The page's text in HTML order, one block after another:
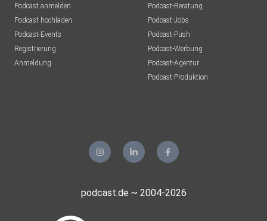
Podcast anmelden
Podcast hochladen
Podcast-Events
Registrierung
Anmeldung
Podcast-Beratung
Podcast-Jobs
Podcast-Push
Podcast-Werbung
Podcast-Agentur
Podcast-Produktion
podcast.de ~ 2004-2026